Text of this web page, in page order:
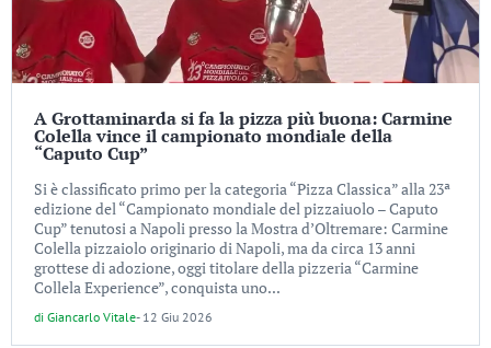
A Grottaminarda si fa la pizza più buona: Carmine
Colella vince il campionato mondiale della
“Caputo Cup”
Si è classificato primo per la categoria “Pizza Classica” alla 23ª
edizione del “Campionato mondiale del pizzaiuolo – Caputo
Cup” tenutosi a Napoli presso la Mostra d’Oltremare: Carmine
Colella pizzaiolo originario di Napoli, ma da circa 13 anni
grottese di adozione, oggi titolare della pizzeria “Carmine
Collela Experience”, conquista uno...
di Giancarlo Vitale- 12 Giu 2026